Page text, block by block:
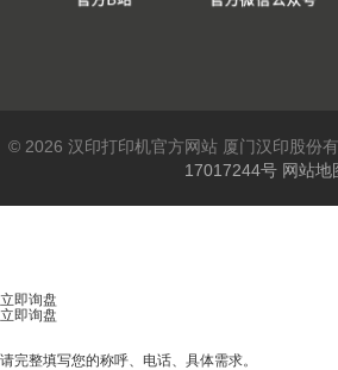
© 2026 汉印打印机官方网站 厦门汉印股份
17017244号 网站地
立即询盘
立即询盘
请完整填写您的称呼、电话、具体需求。